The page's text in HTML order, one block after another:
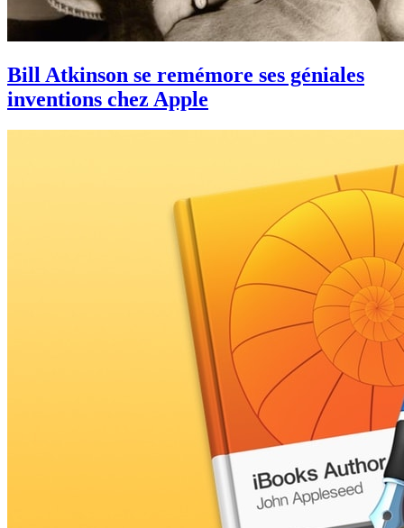
Bill Atkinson se remémore ses géniales
inventions chez Apple